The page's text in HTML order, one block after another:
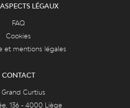
LÉGAUX
FAQ
Cookies
et mentions légales
CONTACT
Grand Curtius
136 - 4000 Liège